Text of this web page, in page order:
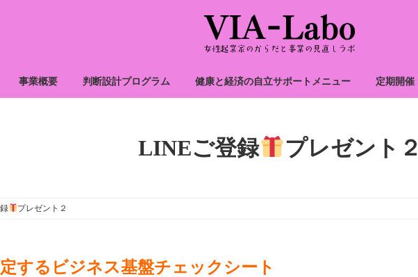
事業概要 判断設計プログラム 健康と経済の自立サポートメニュー 定期開催
LINEご登録 プレゼント２
プレゼント２
するビジネス基盤チェックシート